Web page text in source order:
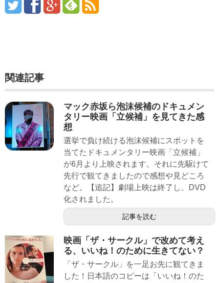
関連記事
マック赤坂ら泡沫候補のドキュメン
タリー映画「立候補」を見てきた感
想
選挙で負け続ける泡沫候補にスポットを
当てたドキュメンタリー映画「立候補」
が6月より上映されます。それに先駆けて
先行で観てきましたので感想や見どころ
など。【追記】劇場上映は終了し、DVD
化されました。
記事を読む
映画「ザ・サークル」で改めて考え
る、いいね！のために生きてない？
「ザ・サークル」を一足お先に観てきま
した！日本語のコピーは「いいね！のた